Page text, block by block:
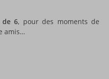
6, pour des moments de
amis…